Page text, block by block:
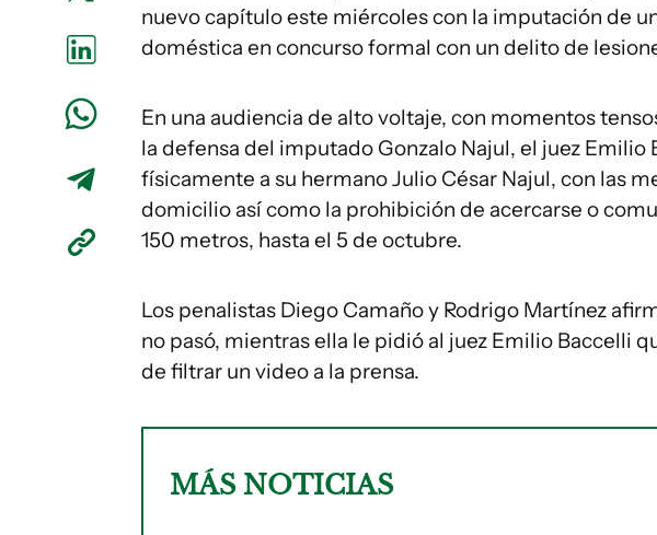
nuevo capítulo este miércoles con la imputación de
doméstica en concurso formal con un delito de
En una audiencia de alto voltaje, con momentos
la defensa del imputado Gonzalo Najul, el juez
físicamente a su hermano Julio César Najul, con las
domicilio así como la prohibición de acercarse o
150 metros, hasta el 5 de octubre.
Los penalistas Diego Camaño y Rodrigo Martínez
no pasó, mientras ella le pidió al juez Emilio Baccelli
de filtrar un video a la prensa.
MÁS NOTICIAS